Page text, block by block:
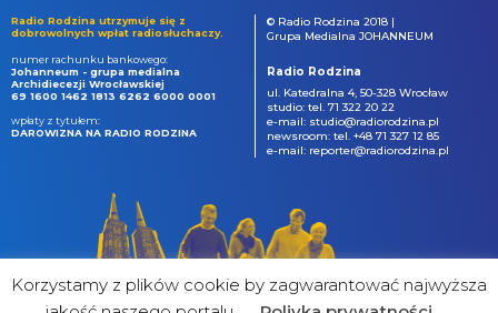
Radio Rodzina utrzymuje się z
dobrowolnych wpłat radiosłuchaczy.
numer rachunku bankowego:
Johanneum - grupa medialna
Archidiecezji Wrocławskiej
69 1600 1462 1813 6262 6000 0001
wpłaty z tytułem:
DAROWIZNA NA RADIO RODZINA
© Radio Rodzina 2018 |
Grupa Medialna JOHANNEUM
Radio Rodzina
ul. Katedralna 4, 50-328 Wrocław
studio: tel. 71 322 20 22
e-mail: studio@radiorodzina.pl
newsroom: tel. +48 71 327 12 85
e-mail: reporter@radiorodzina.pl
Korzystamy z plików cookie by zagwarantować najwyższa